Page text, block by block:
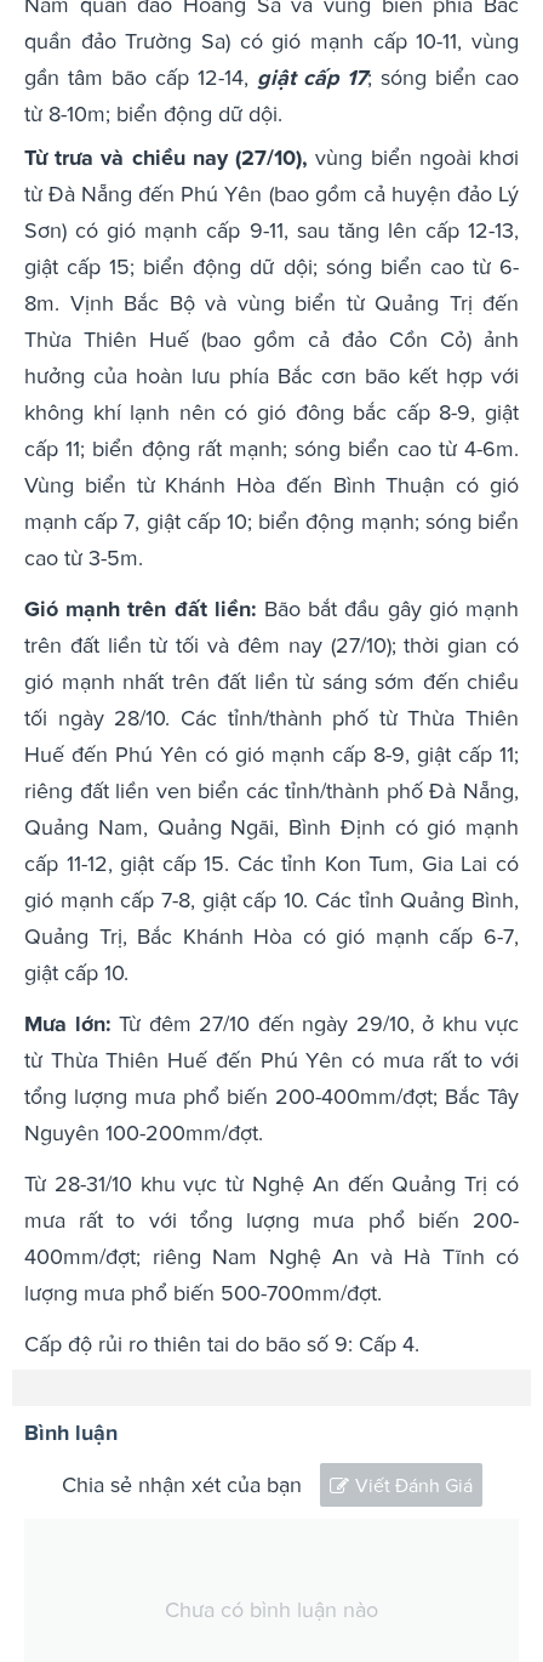
quần đảo Trường Sa) có gió mạnh cấp 10-11, vùng
gần tâm bão cấp 12-14, giật cấp 17; sóng biển cao
từ 8-10m; biển động dữ dội.
Từ trưa và chiều nay (27/10),vùng biển ngoài khơi
từ Đà Nẵng đến Phú Yên (bao gồm cả huyện đảo Lý
Sơn) có gió mạnh cấp 9-11, sau tăng lên cấp 12-13,
giật cấp 15; biển động dữ dội; sóng biển cao từ 6-
8m. Vịnh Bắc Bộ và vùng biển từ Quảng Trị đến
Thừa Thiên Huế (bao gồm cả đảo Cồn Cỏ) ảnh
hưởng của hoàn lưu phía Bắc cơn bão kết hợp với
không khí lạnh nên có gió đông bắc cấp 8-9, giật
cấp 11; biển động rất mạnh; sóng biển cao từ 4-6m.
Vùng biển từ Khánh Hòa đến Bình Thuận có gió
mạnh cấp 7, giật cấp 10; biển động mạnh; sóng biển
cao từ 3-5m.
Gió mạnh trên đất liền: Bão bắt đầu gây gió mạnh
trên đất liền từ tối và đêm nay (27/10); thời gian có
gió mạnh nhất trên đất liền từ sáng sớm đến chiều
tối ngày 28/10. Các tỉnh/thành phố từ Thừa Thiên
Huế đến Phú Yên có gió mạnh cấp 8-9, giật cấp 11;
riêng đất liền ven biển các tỉnh/thành phố Đà Nẵng,
Quảng Nam, Quảng Ngãi, Bình Định có gió mạnh
cấp 11-12, giật cấp 15. Các tỉnh Kon Tum, Gia Lai có
gió mạnh cấp 7-8, giật cấp 10. Các tỉnh Quảng Bình,
Quảng Trị, Bắc Khánh Hòa có gió mạnh cấp 6-7,
giật cấp 10.
Mưa lớn: Từ đêm 27/10 đến ngày 29/10, ở khu vực
từ Thừa Thiên Huế đến Phú Yên có mưa rất to với
tổng lượng mưa phổ biến 200-400mm/đợt; Bắc Tây
Nguyên 100-200mm/đợt.
Từ 28-31/10 khu vực từ Nghệ An đến Quảng Trị có
mưa rất to với tổng lượng mưa phổ biến 200-
400mm/đợt; riêng Nam Nghệ An và Hà Tĩnh có
lượng mưa phổ biến 500-700mm/đợt.
Cấp độ rủi ro thiên tai do bão số 9: Cấp 4.
Bình luận
Chia sẻ nhận xét của bạn Viết Đánh Giá
Chưa có bình luận nào